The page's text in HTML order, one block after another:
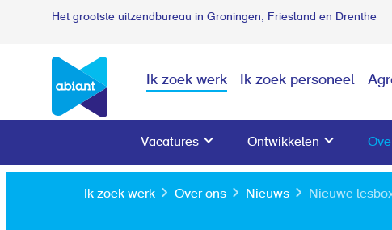
Het grootste uitzendbureau in Groningen, Friesland en Drenthe
Ik zoek werk
Vacatures Ontwikkelen
Ik zoek personeel
Ik zoek werk Over ons Nieuws Nieuwe